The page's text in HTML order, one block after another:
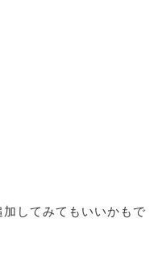
してみてもいいかもで